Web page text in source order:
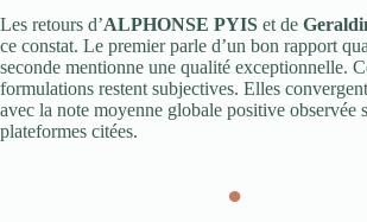
Les retours d’ALPHONSE PYIS et de
ce constat. Le premier parle d’un bon rapport
seconde mentionne une qualité exceptionnelle.
formulations restent subjectives. Elles
avec la note moyenne globale positive observée
plateformes citées.
●